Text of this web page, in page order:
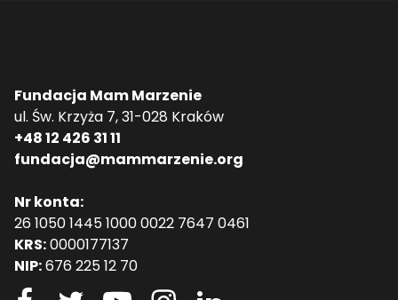
Fundacja Mam Marzenie
ul. Św. Krzyża 7, 31-028 Kraków
+48 12 426 31 11
fundacja@mammarzenie.org
Nr konta:
26 1050 1445 1000 0022 7647 0461
KRS:0000177137
NIP:676 225 12 70